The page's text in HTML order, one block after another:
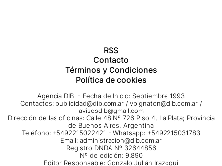
RSS
Contacto
Términos y Condiciones
Política de cookies
Agencia DIB - Fecha de Inicio: Septiembre 1993
Contactos: publicidad@dib.com.ar / vpignaton@dib.com.ar /
avisosdib@gmail.com
Dirección de las oficinas: Calle 48 Nº 726 Piso 4, La Plata; Provincia
de Buenos Aires, Argentina
Teléfono: +5492215022421 - Whatsapp: +5492215031783
Email: administracion@dib.com.ar
Registro DNDA Nº 32644856
Nº de edición: 9.890
Editor Responsable: Gonzalo Julián Irazoqui